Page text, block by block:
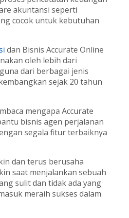
akuntansi seperti
cocok untuk kebutuhan
dan Bisnis Accurate Online
oleh lebih dari
dari berbagai jenis
sejak 20 tahun
mengapa Accurate
bisnis agen perjalanan
segala fitur terbaiknya
dan terus berusaha
saat menjalankan sebuah
sulit dan tidak ada yang
meraih sukses dalam